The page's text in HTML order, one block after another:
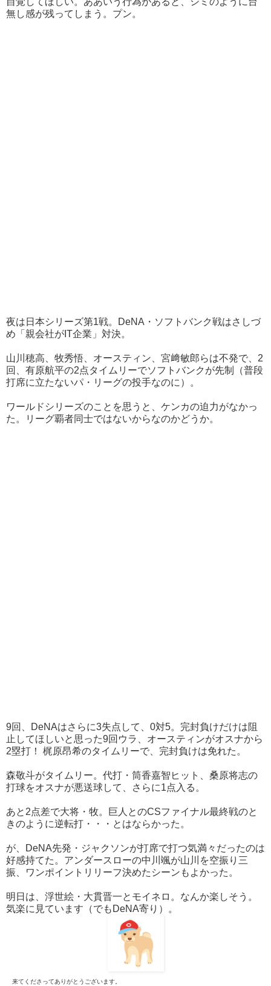
無し感が残ってしまう。プン。
夜は日本シリーズ第1戦。DeNA・ソフトバンク戦はさしづ
め「親会社がIT企業」対決。
山川穂高、牧秀悟、オースティン、宮﨑敏郎らは不発で、2
回、有原航平の2点タイムリーでソフトバンクが先制（普段
打席に立たないパ・リーグの投手なのに）。
ワールドシリーズのことを思うと、ケンカの迫力がなかっ
た。リーグ覇者同士ではないからなのかどうか。
9回、DeNAはさらに3失点して、0対5。完封負けだけは阻
止してほしいと思った9回ウラ、オースティンがオスナから
2塁打！ 梶原昂希のタイムリーで、完封負けは免れた。
森敬斗がタイムリー。代打・筒香嘉智ヒット、桑原将志の
打球をオスナが悪送球して、さらに1点入る。
あと2点差で大将・牧。巨人とのCSファイナル最終戦のと
きのように逆転打・・・とはならかった。
が、DeNA先発・ジャクソンが打席で打つ気満々だったのは
好感持てた。アンダースローの中川颯が山川を空振り三
振、ワンポイントリリーフ決めたシーンもよかった。
明日は、浮世絵・大貫晋一とモイネロ。なんか楽しそう。
気楽に見ています（でもDeNA寄り）。
来てくださってありがとうございます。